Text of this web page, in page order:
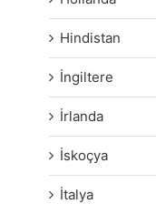
Hindistan
İngiltere
İrlanda
İskoçya
İtalya